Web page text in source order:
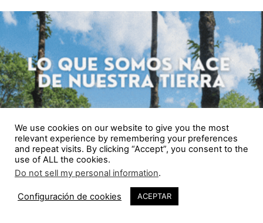
We use cookies on our website to give you the most
relevant experience by remembering your preferences
and repeat visits. By clicking “Accept”, you consent to the
use of ALL the cookies.
Do not sell my personal information.
Configuración de cookies ACEPTAR